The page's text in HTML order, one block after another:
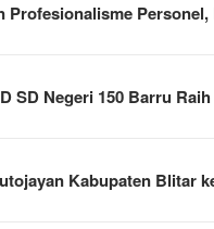
Profesionalisme
SD Negeri 150 Barru
Kabupaten Blitar